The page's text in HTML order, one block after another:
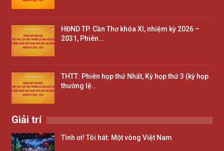
HĐND TP. Cần Thơ khóa XI, nhiệm kỳ 2026 –
2031, Phiên…
THTT: Phiên họp thứ Nhất, Kỳ họp thứ 3 (kỳ họp
thường lệ…
Giải trí
Tình ơi! Tôi hát: Một vòng Việt Nam